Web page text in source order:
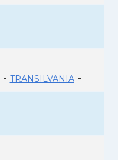
- TRANSILVANIA-